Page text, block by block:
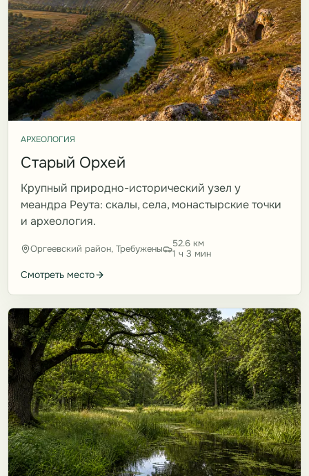
АРХЕОЛОГИЯ
Старый Орхей
Крупный природно-исторический узел у
меандра Реута: скалы, села, монастырские точки
и археология.
Оргеевский район, Требужены
52.6 км
1 ч 3 мин
Смотреть место